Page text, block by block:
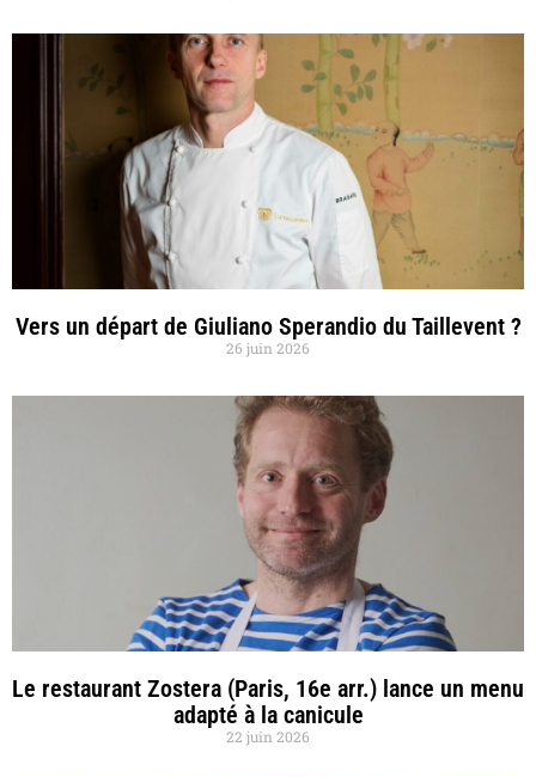
Vers un départ de Giuliano Sperandio du Taillevent ?
26 juin 2026
Le restaurant Zostera (Paris, 16e arr.) lance un menu
adapté à la canicule
22 juin 2026